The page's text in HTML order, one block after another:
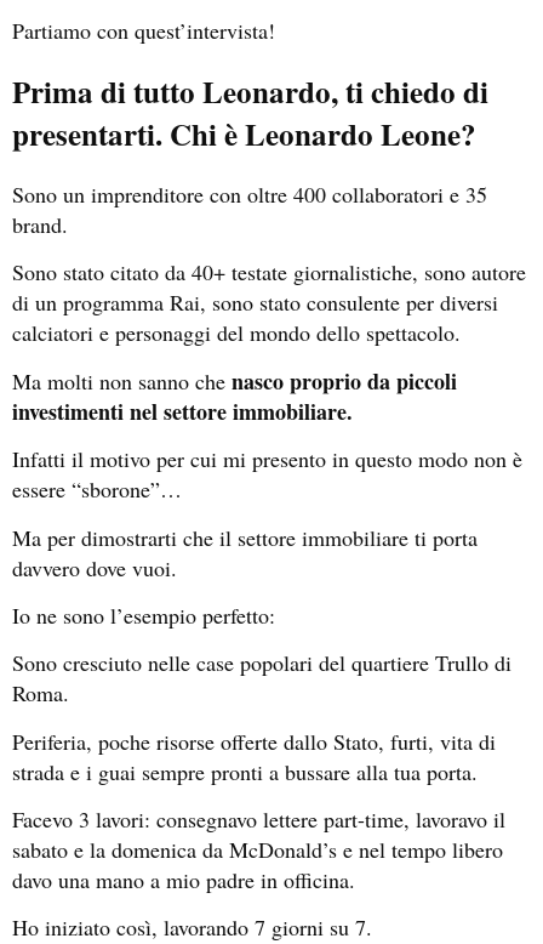
Partiamo con quest’intervista!
Prima di tutto Leonardo, ti chiedo di
presentarti. Chi è Leonardo Leone?
Sono un imprenditore con oltre 400 collaboratori e 35
brand.
Sono stato citato da 40+ testate giornalistiche, sono autore
di un programma Rai, sono stato consulente per diversi
calciatori e personaggi del mondo dello spettacolo.
Ma molti non sanno che nasco proprio da piccoli
investimenti nel settore immobiliare.
Infatti il motivo per cui mi presento in questo modo non è
essere “sborone”…
Ma per dimostrarti che il settore immobiliare ti porta
davvero dove vuoi.
Io ne sono l’esempio perfetto:
Sono cresciuto nelle case popolari del quartiere Trullo di
Roma.
Periferia, poche risorse offerte dallo Stato, furti, vita di
strada e i guai sempre pronti a bussare alla tua porta.
Facevo 3 lavori: consegnavo lettere part-time, lavoravo il
sabato e la domenica da McDonald’s e nel tempo libero
davo una mano a mio padre in officina.
Ho iniziato così, lavorando 7 giorni su 7.